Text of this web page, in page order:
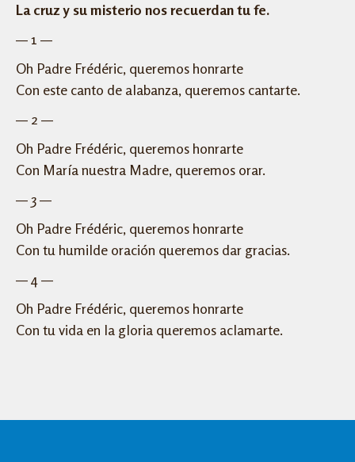
La cruz y su misterio nos recuerdan tu fe.
— 1 —
Oh Padre Frédéric, queremos honrarte
Con este canto de alabanza, queremos cantarte.
— 2 —
Oh Padre Frédéric, queremos honrarte
Con María nuestra Madre, queremos orar.
— 3 —
Oh Padre Frédéric, queremos honrarte
Con tu humilde oración queremos dar gracias.
— 4 —
Oh Padre Frédéric, queremos honrarte
Con tu vida en la gloria queremos aclamarte.